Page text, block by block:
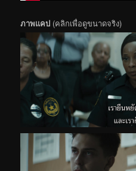
ภาพแคป (คลิกเพื่อดูขนาดจริง)